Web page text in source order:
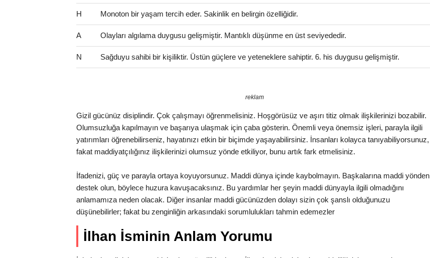
H Monoton bir yaşam tercih eder. Sakinlik en belirgin özelliğidir.
A Olayları algılama duygusu gelişmiştir. Mantıklı düşünme en üst seviyededir.
N Sağduyu sahibi bir kişiliktir. Üstün güçlere ve yeteneklere sahiptir. 6. his duygusu gelişmiştir.
reklam
Gizil gücünüz disiplindir. Çok çalışmayı öğrenmelisiniz. Hoşgörüsüz ve aşırı titiz olmak ilişkilerinizi bozabilir.
Olumsuzluğa kapılmayın ve başarıya ulaşmak için çaba gösterin. Önemli veya önemsiz işleri, parayla ilgili
yatırımları öğrenebilirseniz, hayatınızı etkin bir biçimde yaşayabilirsiniz. İnsanları kolayca tanıyabiliyorsunuz,
fakat maddiyatçılığınız ilişkilerinizi olumsuz yönde etkiliyor, bunu artık fark etmelisiniz.
İfadenizi, güç ve parayla ortaya koyuyorsunuz. Maddi dünya içinde kaybolmayın. Başkalarına maddi yönden
destek olun, böylece huzura kavuşacaksınız. Bu yardımlar her şeyin maddi dünyayla ilgili olmadığını
anlamamıza neden olacak. Diğer insanlar maddi gücünüzden dolayı sizin çok şanslı olduğunuzu
düşünebilirler; fakat bu zenginliğin arkasındaki sorumlulukları tahmin edemezler
İlhan İsminin Anlam Yorumu